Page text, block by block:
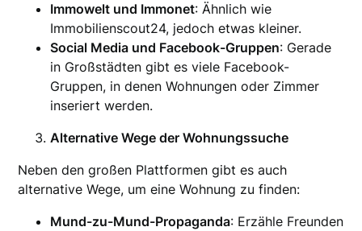
Immowelt und Immonet: Ähnlich wie
Immobilienscout24, jedoch etwas kleiner.
Social Media und Facebook-Gruppen: Gerade
in Großstädten gibt es viele Facebook-
Gruppen, in denen Wohnungen oder Zimmer
inseriert werden.
Alternative Wege der Wohnungssuche
Neben den großen Plattformen gibt es auch
alternative Wege, um eine Wohnung zu finden:
Mund-zu-Mund-Propaganda: Erzähle Freunden